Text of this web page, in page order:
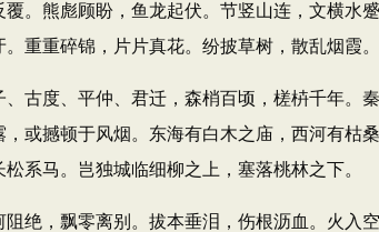
覆。熊彪顾盼，鱼龙起伏。节竖山连，文横水
。重重碎锦，片片真花。纷披草树，散乱烟霞。
度、平仲、君迁，森梢百顷，槎枿千年。秦
，或撼顿于风烟。东海有白木之庙，西河有枯
松系马。岂独城临细柳之上，塞落桃林之下。
，飘零离别。拔本垂泪，伤根沥血。火入